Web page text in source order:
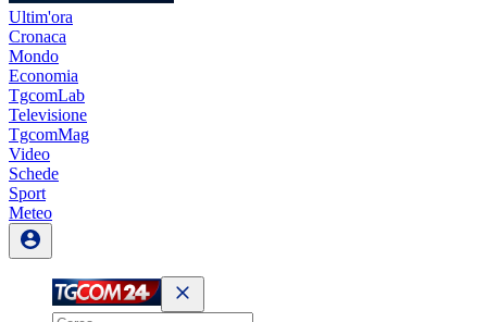
Ultim'ora
Cronaca
Mondo
Economia
TgcomLab
Televisione
TgcomMag
Video
Schede
Sport
Meteo